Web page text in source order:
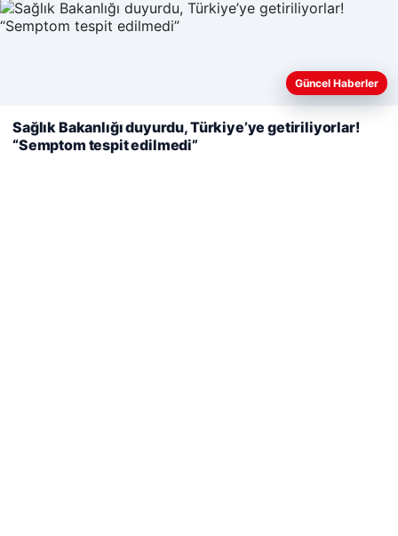
Ağustos 7, 2026
Altın fiyatları canlı 14 Nisan 2026: Altın fiyatları ne kadar
fiyatları
Web sitemizi nasıl kullandığınızı daha iyi anlayabilmek,
kullanıyoruz.
Çerez Politikamız
Reddet Kabul Et
Güncel Haberler
Sağlık Bakanlığı duyurdu, Türkiye’ye getiriliyorlar!
“Semptom tespit edilmedi”